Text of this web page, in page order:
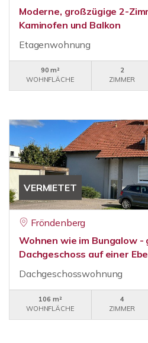
Moderne, großzügige 2-
Kaminofen und Balkon
Etagenwohnung
90 m²
WOHNFLÄCHE
2
ZIMMER
VERMIETET
Fröndenberg
Wohnen wie im Bungalow -
Dachgeschoss auf einer
Dachgeschosswohnung
106 m²
WOHNFLÄCHE
4
ZIMMER